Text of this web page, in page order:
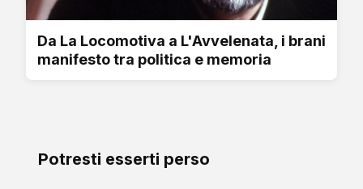
Da La Locomotiva a L'Avvelenata, i brani
manifesto tra politica e memoria
Potresti esserti perso